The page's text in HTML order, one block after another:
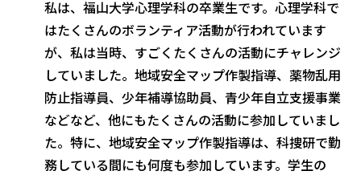
私は、福山大学心理学科の卒業生です。心理学科で
はたくさんのボランティア活動が行われています
が、私は当時、すごくたくさんの活動にチャレンジ
していました。地域安全マップ作製指導、薬物乱用
防止指導員、少年補導協助員、青少年自立支援事業
などなど、他にもたくさんの活動に参加していまし
た。特に、地域安全マップ作製指導は、科捜研で勤
務している間にも何度も参加しています。学生の